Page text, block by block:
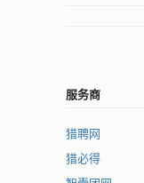
服务商
猎聘网
猎必得